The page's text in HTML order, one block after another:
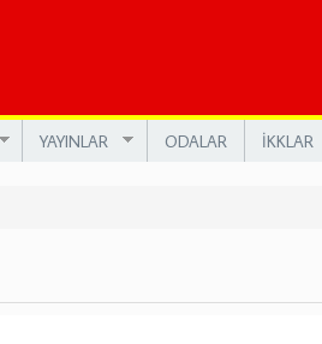
YAYINLAR ODALAR İKKLAR